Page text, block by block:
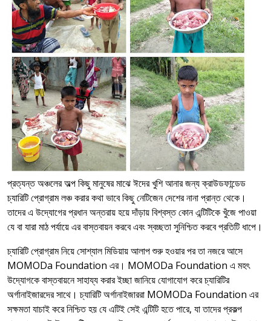
প্রত্যন্ত অঞ্চলের অল্প কিছু মানুষের মাঝে ঈদের খুশি আনার জন্য ক্রাউডফান্ডেড
চ্যারিটি প্রোগ্রাম লঞ্চ করার কথা ভাবে কিছু নেটিজেন দেশের নানা প্রান্ত থেকে।
তাদের এ উদ্যোগের প্রধান অন্তরায় হয়ে দাঁড়ায় বিশ্বস্ত কোন এন্টিটিকে খুঁজে পাওয়া
যে বা যারা মাঠ পর্যায়ে এর বাস্তবায়ন করবে এবং স্বচ্ছতা সুনিশ্চিত করবে প্রতিটি ধাপে।
চ্যারিটি প্রোগ্রাম নিয়ে সোশ্যাল মিডিয়ায় আলাপ শুরু হওয়ার পর তা নজরে আসে
MOMODa Foundation এর। MOMODa Foundation এ মহৎ
উদ্যোগকে বাস্তবায়নে সাহায্য করার ইচ্ছা জানিয়ে যোগাযোগ করে চ্যারিটির
অর্গানাইজারদের সাথে। চ্যারিটি অর্গানাইজাররা MOMODa Foundation এর
সক্ষমতা যাচাই করে নিশ্চিত হয় যে এটিই সেই এন্টিটি হতে পারে, যা তাদের প্রকল্প